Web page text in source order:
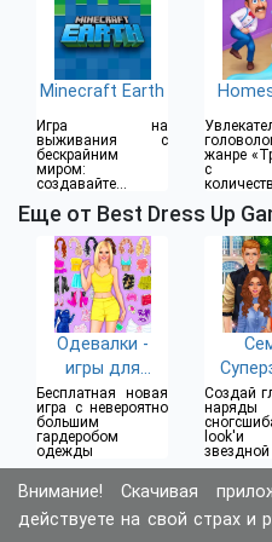
Minecraft Earth
Игра на
выживания с
бескрайним
миром:
создавайте
собирайте ресурсы
жанре
с
Еще от Best Dress Up
Одевалки -
игры для
девочек
Бесплатная новая
игра с невероятно
большим
гардеробом
одежды
Создай
Внимание! Скачивая
действуете на свой страх и